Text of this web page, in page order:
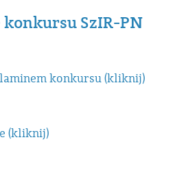
SzIR-PN
konkursu (kliknij)
(kliknij)